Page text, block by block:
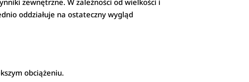
zewnętrzne. W zależności od wielkości i
oddziałuje na ostateczny wygląd
obciążeniu.